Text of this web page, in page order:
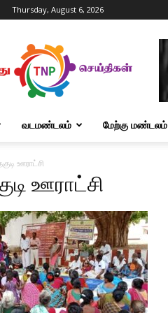
Thursday, August 6, 2026
Tnpanchayat
வடமண்டலம் மேற்கு மண்டலம்
ஊராட்சி
ஊராட்சி